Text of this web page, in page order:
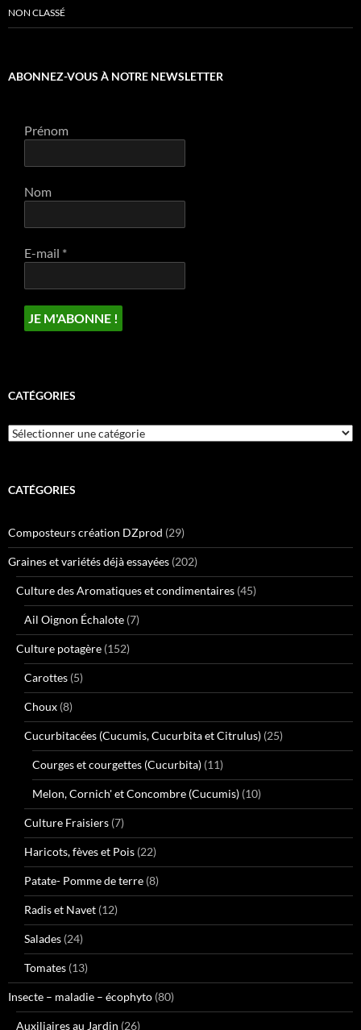
NON CLASSÉ
ABONNEZ-VOUS À NOTRE NEWSLETTER
Prénom
Nom
E-mail *
CATÉGORIES
Catégories
CATÉGORIES
Composteurs création DZprod (29)
Graines et variétés déjà essayées (202)
Culture des Aromatiques et condimentaires (45)
Ail Oignon Échalote (7)
Culture potagère (152)
Carottes (5)
Choux (8)
Cucurbitacées (Cucumis, Cucurbita et Citrulus) (25)
Courges et courgettes (Cucurbita) (11)
Melon, Cornich' et Concombre (Cucumis) (10)
Culture Fraisiers (7)
Haricots, fèves et Pois (22)
Patate- Pomme de terre (8)
Radis et Navet (12)
Salades (24)
Tomates (13)
Insecte – maladie – écophyto (80)
Auxiliaires au Jardin (26)